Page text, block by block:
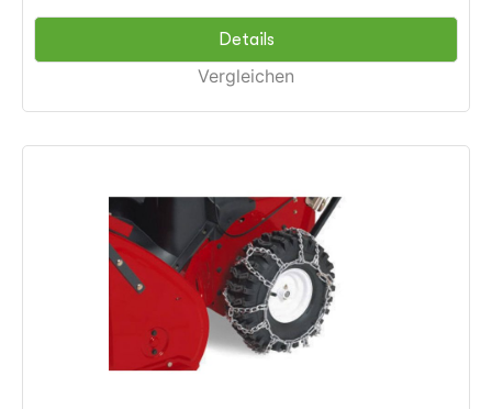
Details
Vergleichen